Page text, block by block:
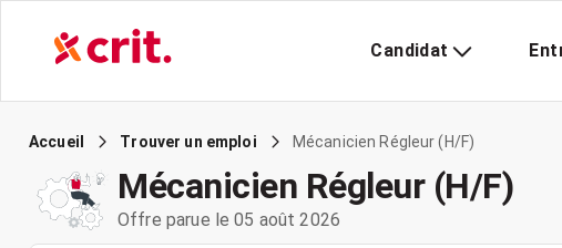
Candidat
Accueil Trouver un emploi Mécanicien Régleur (H/F)
Mécanicien Régleur (H/F)
Offre parue le 05 août 2026